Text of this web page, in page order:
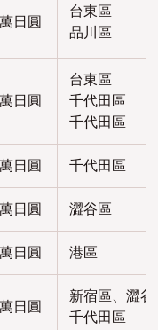
日圓
台東區
品川區
日圓
台東區
千代田區
千代田區
日圓 千代田區
日圓 澀谷區
日圓 港區
日圓
新宿區、澀
千代田區